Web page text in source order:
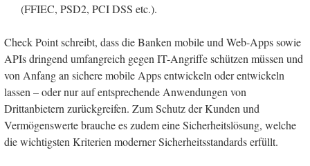
(FFIEC, PSD2, PCI DSS etc.).
Check Point schreibt, dass die Banken mobile und Web-Apps sowie
APIs dringend umfangreich gegen IT-Angriffe schützen müssen und
von Anfang an sichere mobile Apps entwickeln oder entwickeln
lassen – oder nur auf entsprechende Anwendungen von
Drittanbietern zurückgreifen. Zum Schutz der Kunden und
Vermögenswerte brauche es zudem eine Sicherheitslösung, welche
die wichtigsten Kriterien moderner Sicherheitsstandards erfüllt.